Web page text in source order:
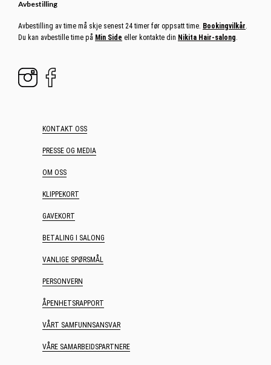
Avbestilling
Avbestilling av time må skje senest 24 timer før oppsatt time. Bookingvilkår.
Du kan avbestille time på Min Side eller kontakte din Nikita Hair-salong.
KONTAKT OSS
PRESSE OG MEDIA
OM OSS
KLIPPEKORT
GAVEKORT
BETALING I SALONG
VANLIGE SPØRSMÅL
PERSONVERN
ÅPENHETSRAPPORT
VÅRT SAMFUNNSANSVAR
VÅRE SAMARBEIDSPARTNERE